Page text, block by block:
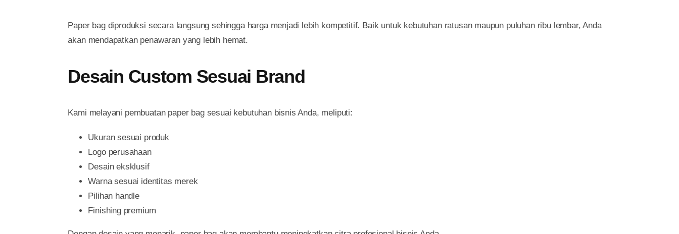
Paper bag diproduksi secara langsung sehingga harga menjadi lebih kompetitif. Baik untuk kebutuhan ratusan maupun puluhan ribu lembar, Anda
akan mendapatkan penawaran yang lebih hemat.
Desain Custom Sesuai Brand
Kami melayani pembuatan paper bag sesuai kebutuhan bisnis Anda, meliputi:
Ukuran sesuai produk
Logo perusahaan
Desain eksklusif
Warna sesuai identitas merek
Pilihan handle
Finishing premium